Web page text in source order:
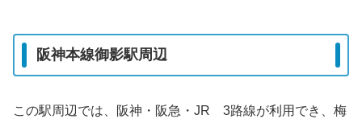
阪神本線御影駅周辺
この駅周辺では、阪神・阪急・JR 3路線が利用でき、梅